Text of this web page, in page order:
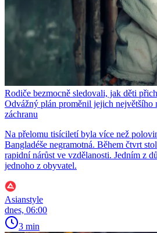
Rodiče bezmocně sledovali, jak děti
Odvážný plán proměnil jejich největšího
záchranu
Na přelomu tisíciletí byla více než
Bangladéše negramotná. Během čtvrt
rapidní nárůst ve vzdělanosti. Jedním z
jednoho z obyvatel.
Asianstyle
dnes, 06:00
3 min